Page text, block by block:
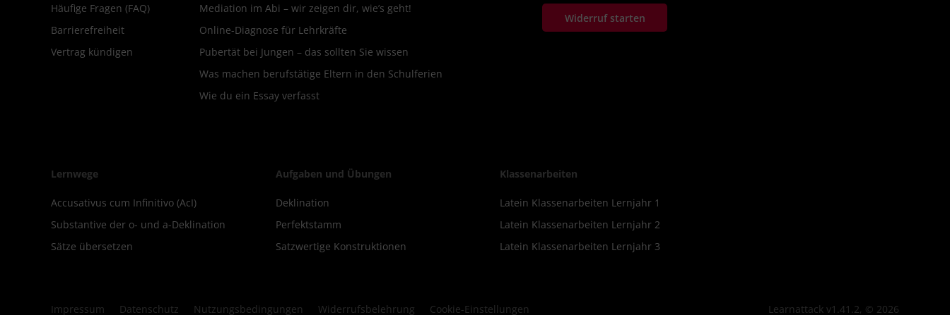
Häufige Fragen (FAQ)
Barrierefreiheit
Vertrag kündigen
Mediation im Abi – wir zeigen dir, wie’s geht!
Online-Diagnose für Lehrkräfte
Pubertät bei Jungen – das sollten Sie wissen
Was machen berufstätige Eltern in den Schulferien
Wie du ein Essay verfasst
Widerruf starten
Lernwege
Accusativus cum Infinitivo (AcI)
Substantive der o- und a-Deklination
Sätze übersetzen
Aufgaben und Übungen
Deklination
Perfektstamm
Satzwertige Konstruktionen
Klassenarbeiten
Latein Klassenarbeiten Lernjahr 1
Latein Klassenarbeiten Lernjahr 2
Latein Klassenarbeiten Lernjahr 3
Impressum Datenschutz Nutzungsbedingungen Widerrufsbelehrung Cookie-Einstellungen Learnattack v1.41.2, © 2026